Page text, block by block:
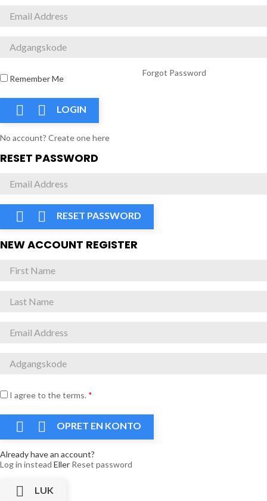
Remember Me
Forgot Password
  LOGIN
No account? Create one here
RESET PASSWORD
  RESET PASSWORD
NEW ACCOUNT REGISTER
I agree to the terms. *
  OPRET EN KONTO
Already have an account?
Log in instead Eller Reset password
 LUK